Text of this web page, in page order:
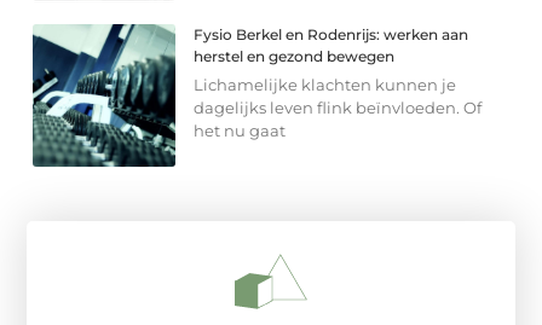
Fysio Berkel en Rodenrijs: werken aan
herstel en gezond bewegen
Lichamelijke klachten kunnen je
dagelijks leven flink beïnvloeden. Of
het nu gaat